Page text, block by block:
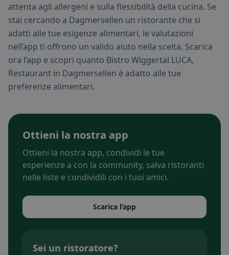
attenta agli allergeni e sulla flessibilità della cucina. Se
stai cercando a Dagmersellen un ristorante che si
adatti alle tue esigenze alimentari, le valutazioni
nell’app ti offrono un valido aiuto nella scelta. Scarica
ora l’app e scopri quanto Bistro Wiggertal LUCA,
Restaurant in Dagmersellen è adatto alle tue
preferenze alimentari.
Ottieni la nostra app
Ottieni la nostra app, condividi le tue
esperienze a con la community, salva ristoranti
nelle liste e condividili con i tuoi amici.
Scarica l’app
Sei un ristoratore?